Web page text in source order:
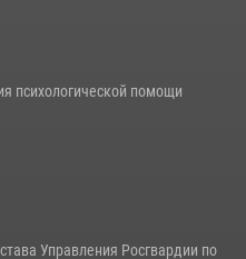
Всероссийского
психологической помощи
Управления Росгвардии по